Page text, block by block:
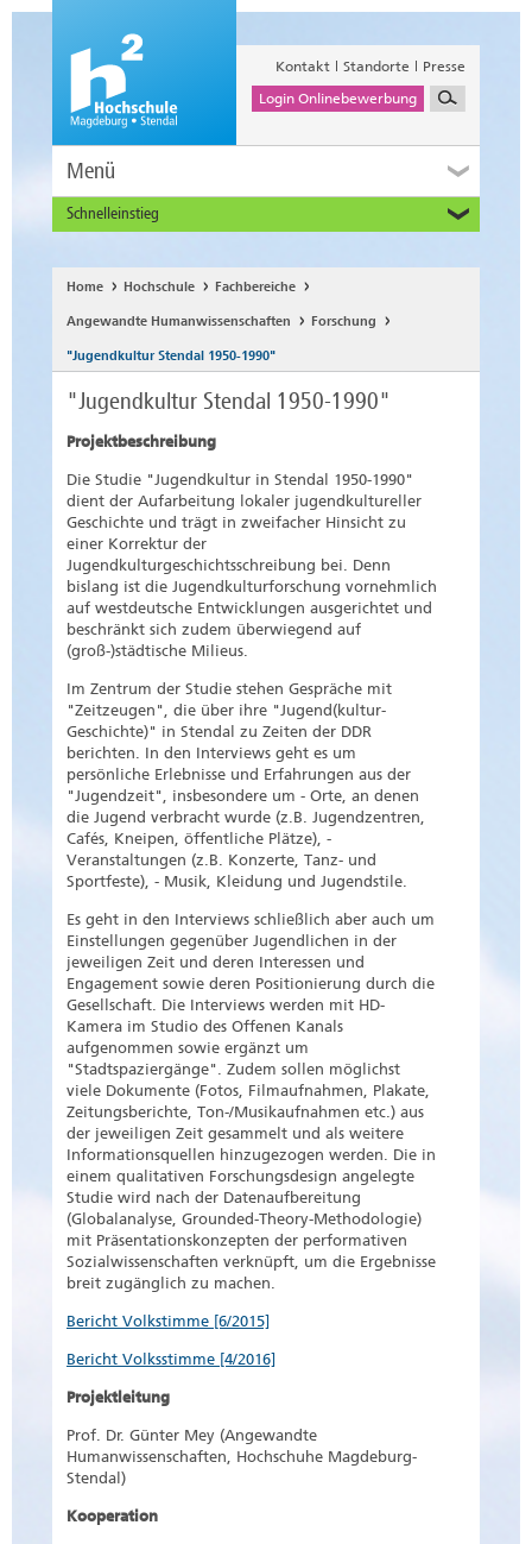
Kontakt Standorte
Presse
Login Onlinebewerbung
Menü
Schnelleinstieg
Alumni
Unternehmen und Institutionen
Beschäftigte
International
Home Hochschule Fachbereiche
Angewandte Humanwissenschaften Forschung
"Jugendkultur Stendal 1950-1990"
"Jugendkultur Stendal 1950-1990"
Projektbeschreibung
Die Studie "Jugendkultur in Stendal 1950-1990"
dient der Aufarbeitung lokaler jugendkultureller
Geschichte und trägt in zweifacher Hinsicht zu
einer Korrektur der
Jugendkulturgeschichtsschreibung bei. Denn
bislang ist die Jugendkulturforschung vornehmlich
auf westdeutsche Entwicklungen ausgerichtet und
beschränkt sich zudem überwiegend auf
(groß-)städtische Milieus.
Im Zentrum der Studie stehen Gespräche mit
"Zeitzeugen", die über ihre "Jugend(kultur-
Geschichte)" in Stendal zu Zeiten der DDR
berichten. In den Interviews geht es um
persönliche Erlebnisse und Erfahrungen aus der
"Jugendzeit", insbesondere um - Orte, an denen
die Jugend verbracht wurde (z.B. Jugendzentren,
Cafés, Kneipen, öffentliche Plätze), -
Veranstaltungen (z.B. Konzerte, Tanz- und
Sportfeste), - Musik, Kleidung und Jugendstile.
Es geht in den Interviews schließlich aber auch um
Einstellungen gegenüber Jugendlichen in der
jeweiligen Zeit und deren Interessen und
Engagement sowie deren Positionierung durch die
Gesellschaft. Die Interviews werden mit HD-
Kamera im Studio des Offenen Kanals
aufgenommen sowie ergänzt um
"Stadtspaziergänge". Zudem sollen möglichst
viele Dokumente (Fotos, Filmaufnahmen, Plakate,
Zeitungsberichte, Ton-/Musikaufnahmen etc.) aus
der jeweiligen Zeit gesammelt und als weitere
Informationsquellen hinzugezogen werden. Die in
einem qualitativen Forschungsdesign angelegte
Studie wird nach der Datenaufbereitung
(Globalanalyse, Grounded-Theory-Methodologie)
mit Präsentationskonzepten der performativen
Sozialwissenschaften verknüpft, um die Ergebnisse
breit zugänglich zu machen.
Bericht Volkstimme [6/2015]
Bericht Volksstimme [4/2016]
Projektleitung
Prof. Dr. Günter Mey (Angewandte
Humanwissenschaften, Hochschuhe Magdeburg-
Stendal)
Kooperation